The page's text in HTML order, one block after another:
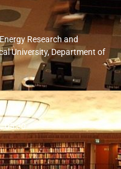
Research and
University, Department of
05:30